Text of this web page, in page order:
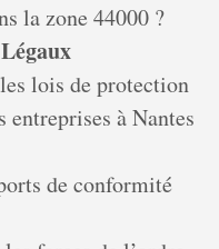
la zone 44000 ?
lois de protection
entreprises à Nantes
de conformité